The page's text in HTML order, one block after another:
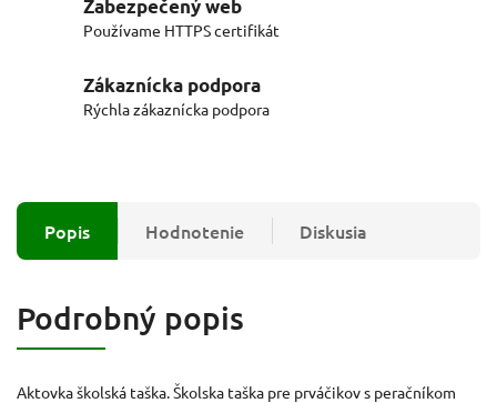
Zabezpečený web
Používame HTTPS certifikát
Zákaznícka podpora
Rýchla zákaznícka podpora
Popis Hodnotenie Diskusia
Podrobný popis
Aktovka školská taška. Školska taška pre prváčikov s peračníkom